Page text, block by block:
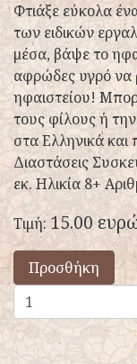
Φτιάξε εύκολα
των ειδικών
μέσα, βάψε το
αφρώδες υγρό να
ηφαιστείου!
τους φίλους ή την
στα Ελληνικά και
Διαστάσεις
εκ. Ηλικία 8+
Τιμή:15.00
Προσθήκη